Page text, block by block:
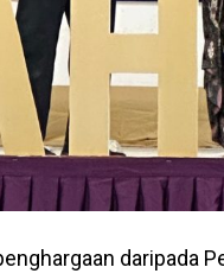
daripada